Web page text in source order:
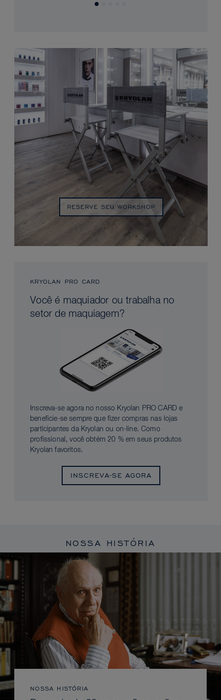
RESERVE SEU WORKSHOP
KRYOLAN PRO CARD
Você é maquiador ou trabalha no
setor de maquiagem?
Inscreva-se agora no nosso Kryolan PRO CARD e
beneficie-se sempre que fizer compras nas lojas
participantes da Kryolan ou on-line. Como
profissional, você obtém 20 % em seus produtos
Kryolan favoritos.
INSCREVA-SE AGORA
NOSSA HISTÓRIA
NOSSA HISTÓRIA